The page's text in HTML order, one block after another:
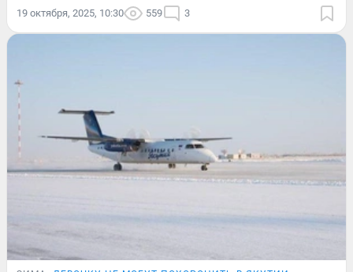
19 октября, 2025, 10:30 559 3